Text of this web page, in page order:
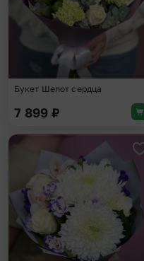
Букет Шепот сердца
7 899 ₽